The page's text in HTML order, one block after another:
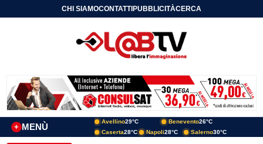
CHI SIAMOCONTATTIPUBBLICITÀCERCA
MENÙ
+
Avellino29°C Benevento26°C
Caserta28°C Napoli28°C Salerno30°C